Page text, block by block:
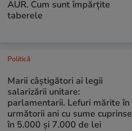
AUR. Cum sunt împărțite
taberele
Politică
Marii câștigători ai legii
salarizării unitare:
parlamentarii. Lefuri mărite în
următorii ani cu sume cuprinse
în 5.000 și 7.000 de lei